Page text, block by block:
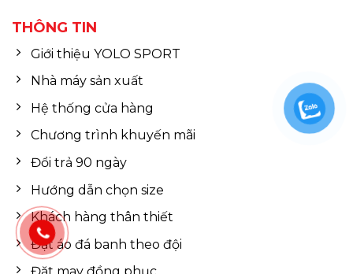
THÔNG TIN
Giới thiệu YOLO SPORT
Nhà máy sản xuất
Hệ thống cửa hàng
Chương trình khuyến mãi
Đổi trả 90 ngày
Hướng dẫn chọn size
Khách hàng thân thiết
Đặt áo đá banh theo đội